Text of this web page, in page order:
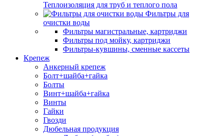
Теплоизоляция для труб и теплого пола
Фильтры для
очистки воды
Фильтры магистральные, картриджи
Фильтры под мойку, картриджи
Фильтры-кувшины, сменные кассеты
Крепеж
Анкерный крепеж
Болт+шайба+гайка
Болты
Винт+шайба+гайка
Винты
Гайки
Гвозди
Дюбельная продукция